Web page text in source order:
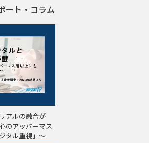
ート・コラム
アルの融合が
のアッパーマス
タル重視」〜